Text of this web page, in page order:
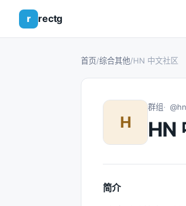
r rectg
首页/综合其他/HN 中文社区
H
群组
HN
简介